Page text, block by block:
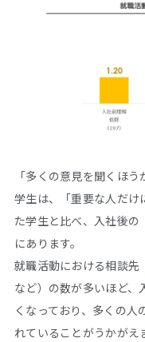
「多くの意見を聞くほ
学生は、「重要な人だけ
た学生と比べ、入社後の
にあります。
就職活動における相談先
など）の数が多いほど
くなっており、多くの
れていることがうかがえ